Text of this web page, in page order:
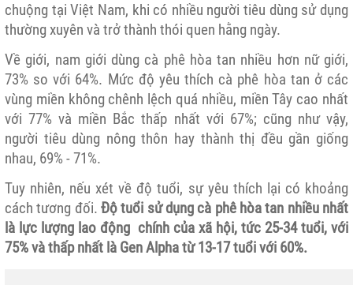
chuộng tại Việt Nam, khi có nhiều người tiêu dùng sử dụng
thường xuyên và trở thành thói quen hằng ngày.
Về giới, nam giới dùng cà phê hòa tan nhiều hơn nữ giới,
73% so với 64%. Mức độ yêu thích cà phê hòa tan ở các
vùng miền không chênh lệch quá nhiều, miền Tây cao nhất
với 77% và miền Bắc thấp nhất với 67%; cũng như vậy,
người tiêu dùng nông thôn hay thành thị đều gần giống
nhau, 69% - 71%.
Tuy nhiên, nếu xét về độ tuổi, sự yêu thích lại có khoảng
cách tương đối. Độ tuổi sử dụng cà phê hòa tan nhiều nhất
là lực lượng lao động chính của xã hội, tức 25-34 tuổi, với
75% và thấp nhất là Gen Alpha từ 13-17 tuổi với 60%.